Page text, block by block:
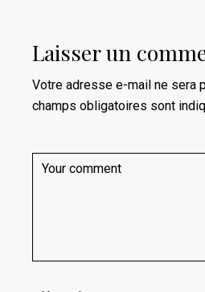
Laisser un
Votre adresse e-mail ne sera
champs obligatoires sont